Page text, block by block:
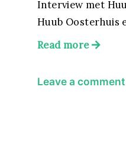
Interview met
Huub Oosterhuis
Read more
Leave a comment